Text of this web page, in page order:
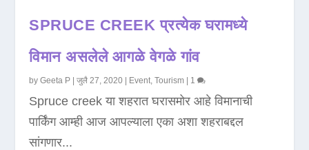
SPRUCE CREEK प्रत्येक घरामध्ये
विमान असलेले आगळे वेगळे गांव
byGeeta P |जुलै 27, 2020 Event,Tourism 1
Spruce creek या शहरात घरासमोर आहे विमानाची
पार्किंग आम्ही आज आपल्याला एका अशा शहराबद्दल
सांगणार...